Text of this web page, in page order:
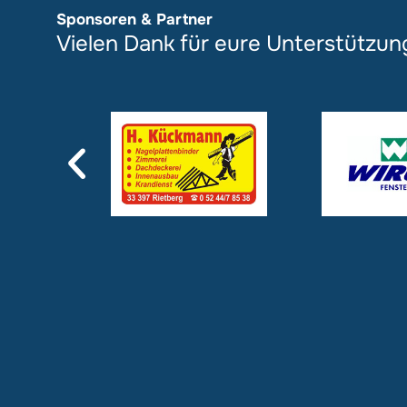
Sponsoren & Partner
Vielen Dank für eure